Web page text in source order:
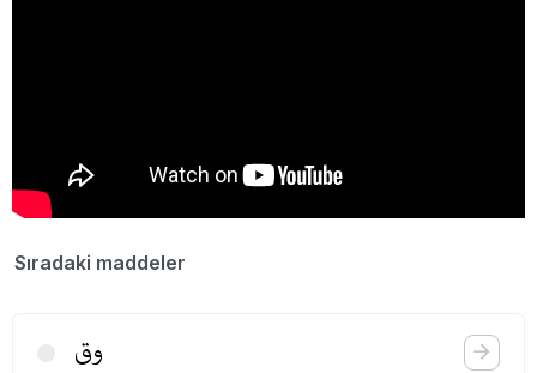
Sıradaki maddeler
وق